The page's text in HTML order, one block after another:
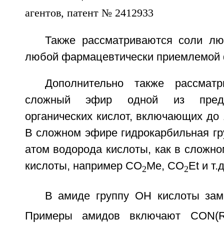
Также рассматриваются соли
любой фармацевтически
Дополнительно также
сложный эфир одной из
органических кислот, включающих
В сложном эфире гидрокарбильная
атом водорода кислоты, как в
кислоты, например CO2Me, CO2Et и
В амиде группу ОН кислоты
Примеры амидов включают